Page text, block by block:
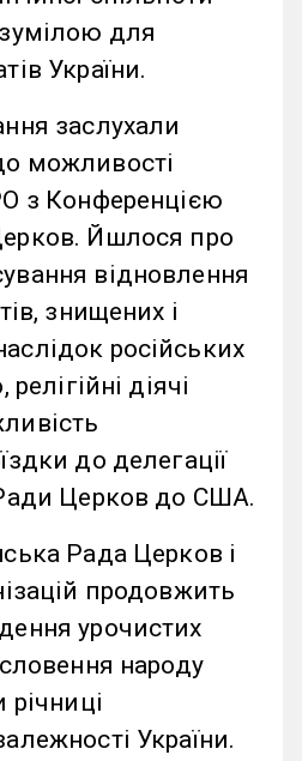
для
України.
заслухали
можливості
з Конференцією
Йшлося про
відновлення
знищених і
російських
діячі
до делегації
Ради Церков до США.
Рада Церков і
продовжить
урочистих
народу
річниці
України.